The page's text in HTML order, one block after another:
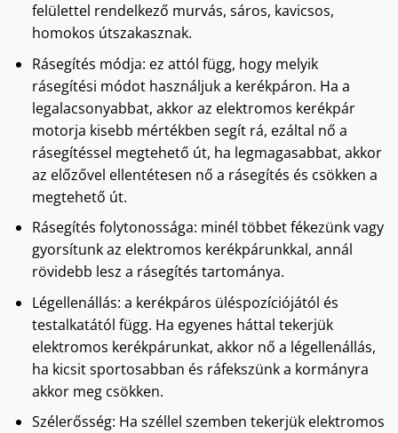
felülettel rendelkező murvás, sáros, kavicsos,
homokos útszakasznak.
Rásegítés módja: ez attól függ, hogy melyik
rásegítési módot használjuk a kerékpáron. Ha a
legalacsonyabbat, akkor az elektromos kerékpár
motorja kisebb mértékben segít rá, ezáltal nő a
rásegítéssel megtehető út, ha legmagasabbat, akkor
az előzővel ellentétesen nő a rásegítés és csökken a
megtehető út.
Rásegítés folytonossága: minél többet fékezünk vagy
gyorsítunk az elektromos kerékpárunkkal, annál
rövidebb lesz a rásegítés tartománya.
Légellenállás: a kerékpáros üléspozíciójától és
testalkatától függ. Ha egyenes háttal tekerjük
elektromos kerékpárunkat, akkor nő a légellenállás,
ha kicsit sportosabban és ráfekszünk a kormányra
akkor meg csökken.
Szélerősség: Ha széllel szemben tekerjük elektromos